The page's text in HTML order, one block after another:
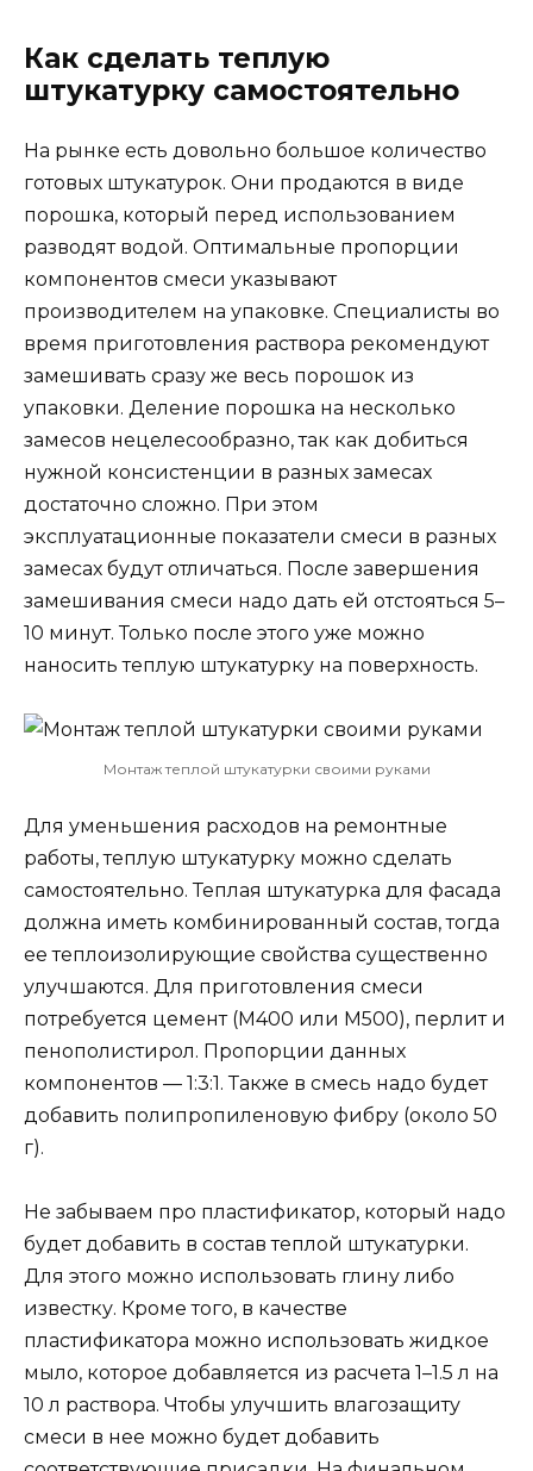
Как сделать теплую
штукатурку самостоятельно
На рынке есть довольно большое количество
готовых штукатурок. Они продаются в виде
порошка, который перед использованием
разводят водой. Оптимальные пропорции
компонентов смеси указывают
производителем на упаковке. Специалисты во
время приготовления раствора рекомендуют
замешивать сразу же весь порошок из
упаковки. Деление порошка на несколько
замесов нецелесообразно, так как добиться
нужной консистенции в разных замесах
достаточно сложно. При этом
эксплуатационные показатели смеси в разных
замесах будут отличаться. После завершения
замешивания смеси надо дать ей отстояться 5–
10 минут. Только после этого уже можно
наносить теплую штукатурку на поверхность.
Монтаж теплой штукатурки своими руками
Для уменьшения расходов на ремонтные
работы, теплую штукатурку можно сделать
самостоятельно. Теплая штукатурка для фасада
должна иметь комбинированный состав, тогда
ее теплоизолирующие свойства существенно
улучшаются. Для приготовления смеси
потребуется цемент (М400 или М500), перлит и
пенополистирол. Пропорции данных
компонентов — 1:3:1. Также в смесь надо будет
добавить полипропиленовую фибру (около 50
г).
Не забываем про пластификатор, который надо
будет добавить в состав теплой штукатурки.
Для этого можно использовать глину либо
известку. Кроме того, в качестве
пластификатора можно использовать жидкое
мыло, которое добавляется из расчета 1–1.5 л на
10 л раствора. Чтобы улучшить влагозащиту
смеси в нее можно будет добавить